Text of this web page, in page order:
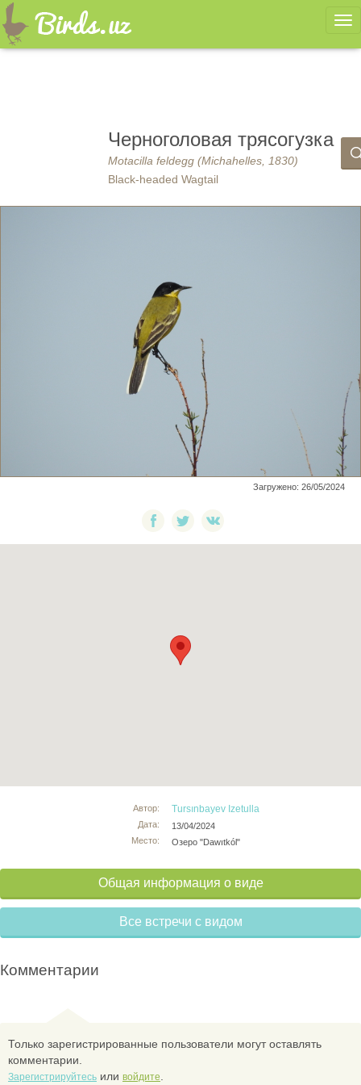
Черноголовая трясогузка
Motacilla feldegg (Michahelles, 1830)
Black-headed Wagtail
Загружено: 26/05/2024
Автор:
Дата:
Место:
Tursınbayev Izetulla
13/04/2024
Озеро "Dawıtkól"
Общая информация о виде
Все встречи с видом
Комментарии
Только зарегистрированные пользователи могут оставлять
комментарии.
Зарегистрируйтесь или войдите